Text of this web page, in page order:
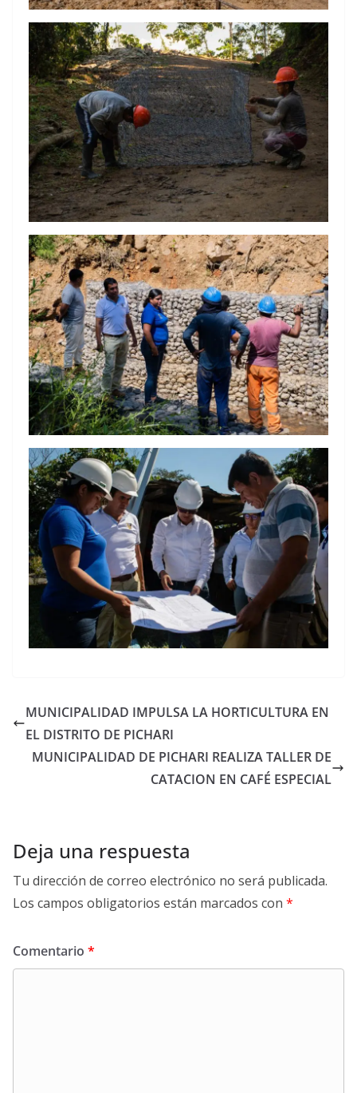
MUNICIPALIDAD IMPULSA LA HORTICULTURA EN
EL DISTRITO DE PICHARI
MUNICIPALIDAD DE PICHARI REALIZA TALLER DE
CATACION EN CAFÉ ESPECIAL
Deja una respuesta
Tu dirección de correo electrónico no será publicada.
Los campos obligatorios están marcados con *
Comentario *